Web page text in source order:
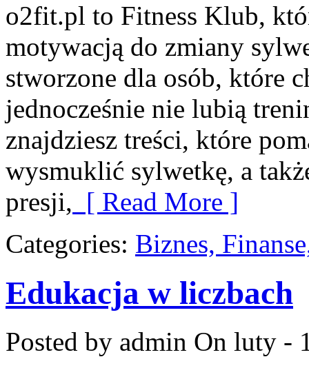
o2fit.pl to Fitness Klub,
motywacją do zmiany
stworzone dla osób, które
jednocześnie nie lubią
znajdziesz treści, które
wysmuklić sylwetkę, a
presji, [ Read More ]
Categories: Biznes,
Edukacja w liczbach
Posted by admin On luty -